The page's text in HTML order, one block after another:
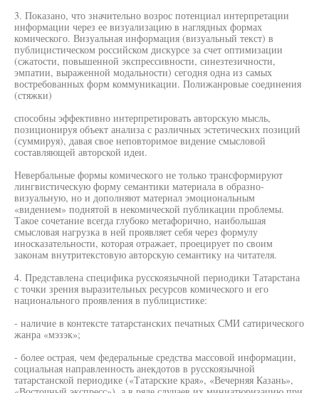
3. Показано, что значительно возрос потенциал интерпретации
информации через ее визуализацию в наглядных формах
комического. Визуальная информация (визуальный текст) в
публицистическом российском дискурсе за счет оптимизации
(сжатости, повышенной экспрессивности, синезтезичности,
эмпатии, выраженной модальности) сегодня одна из самых
востребованных форм коммуникации. Полижанровые соединения
(стяжки)
способны эффективно интерпретировать авторскую мысль,
позиционируя объект анализа с различных эстетических позиций
(суммируя), давая свое неповторимое видение смысловой
составляющей авторской идеи.
Невербальные формы комического не только трансформируют
лингвистическую форму семантики материала в образно-
визуальную, но и дополняют материал эмоциональным
«видением» поднятой в некомической публикации проблемы.
Такое сочетание всегда глубоко метафорично, наибольшая
смысловая нагрузка в ней проявляет себя через формулу
иносказательности, которая отражает, проецирует по своим
законам внутритекстовую авторскую семантику на читателя.
4. Представлена специфика русскоязычной периодики Татарстана
с точки зрения выразительных ресурсов комического и его
национального проявления в публицистике:
- наличие в контексте татарстанских печатных СМИ сатирического
жанра «мэзэк»;
- более острая, чем федеральные средства массовой информации,
социальная направленность анекдотов в русскоязычной
татарстанской периодике («Татарские края», «Вечерняя Казань»,